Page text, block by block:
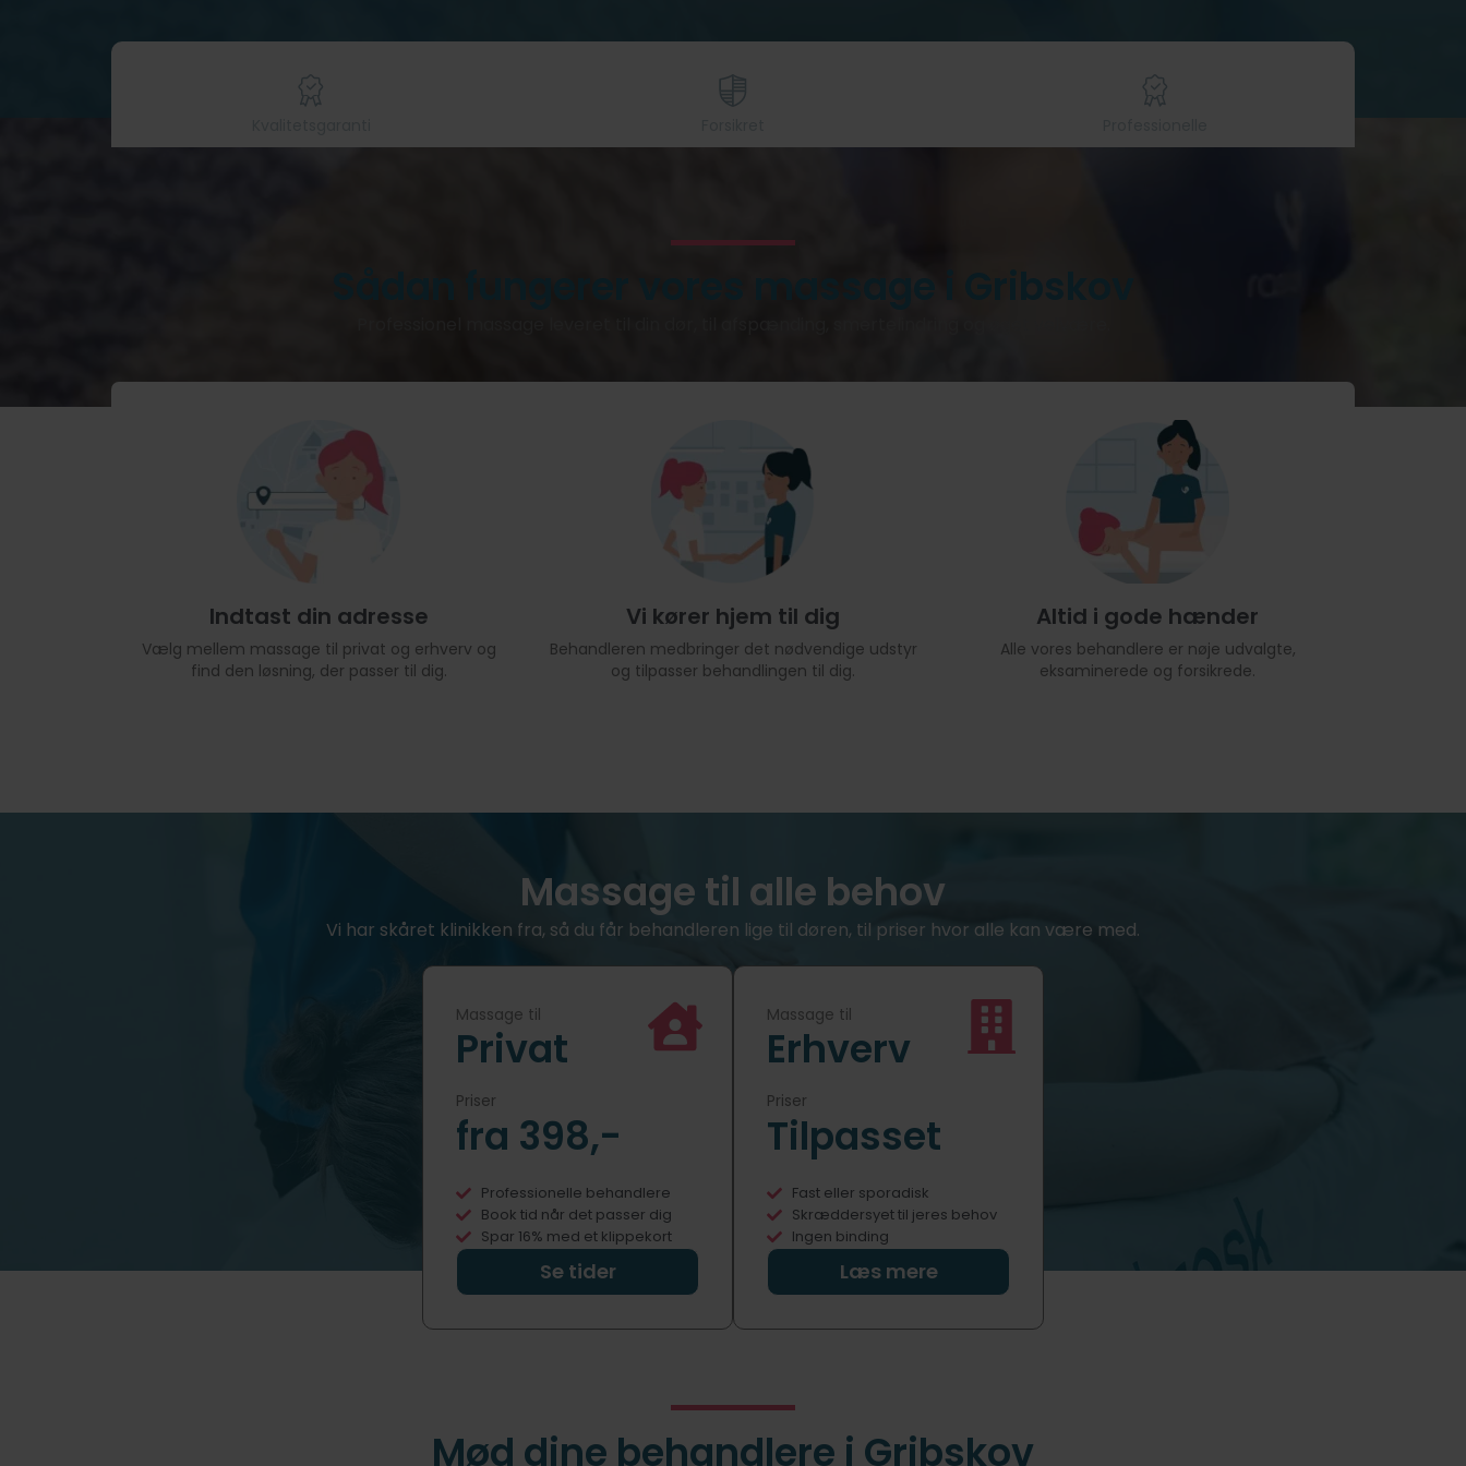
Indtast din adresse
Vælg mellem massage til privat og erhverv og
find den løsning, der passer til dig.
Vi kører hjem til dig
Behandleren medbringer det nødvendige udstyr
og tilpasser behandlingen til dig.
Altid i gode hænder
Alle vores behandlere er nøje udvalgte,
eksaminerede og forsikrede.
Massage til alle behov
Vi har skåret klinikken fra, så du får behandleren lige til døren, til priser hvor alle kan være med.
Massage til
Privat
Priser
fra 398,-
Professionelle behandlere
Book tid når det passer dig
Spar 16% med et klippekort
Se tider
Massage til
Erhverv
Priser
Tilpasset
Fast eller sporadisk
Skræddersyet til jeres behov
Ingen binding
Læs mere
Mød dine behandlere i Gribskov